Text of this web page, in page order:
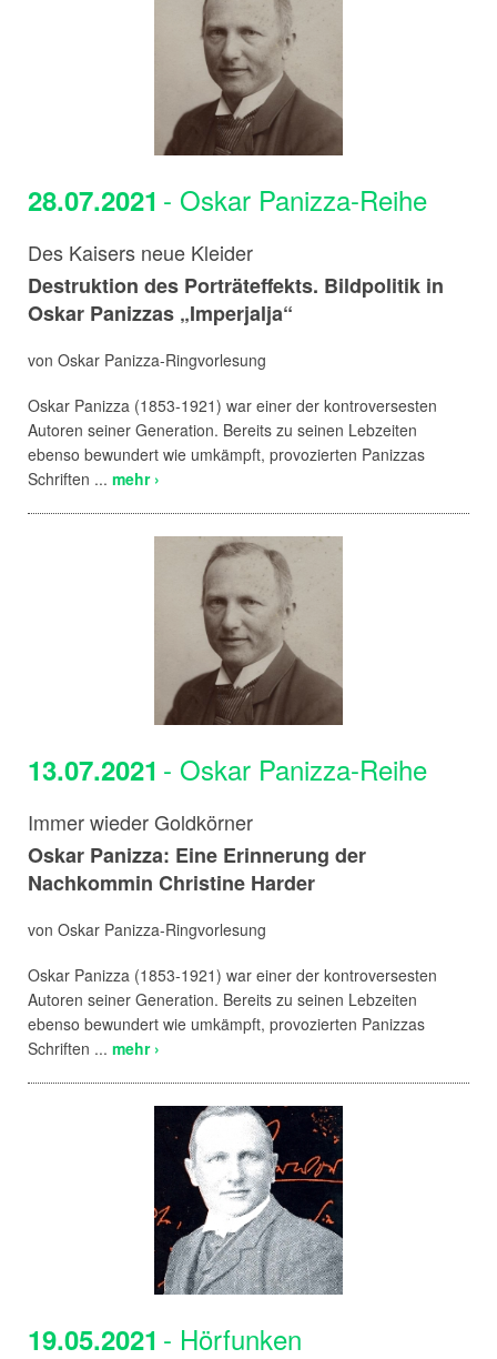
28.07.2021 - Oskar Panizza-Reihe
Des Kaisers neue Kleider
Destruktion des Porträteffekts. Bildpolitik in
Oskar Panizzas „Imperjalja“
von Oskar Panizza-Ringvorlesung
Oskar Panizza (1853-1921) war einer der kontroversesten
Autoren seiner Generation. Bereits zu seinen Lebzeiten
ebenso bewundert wie umkämpft, provozierten Panizzas
Schriften ... mehr ›
13.07.2021 - Oskar Panizza-Reihe
Immer wieder Goldkörner
Oskar Panizza: Eine Erinnerung der
Nachkommin Christine Harder
von Oskar Panizza-Ringvorlesung
Oskar Panizza (1853-1921) war einer der kontroversesten
Autoren seiner Generation. Bereits zu seinen Lebzeiten
ebenso bewundert wie umkämpft, provozierten Panizzas
Schriften ... mehr ›
19.05.2021 - Hörfunken